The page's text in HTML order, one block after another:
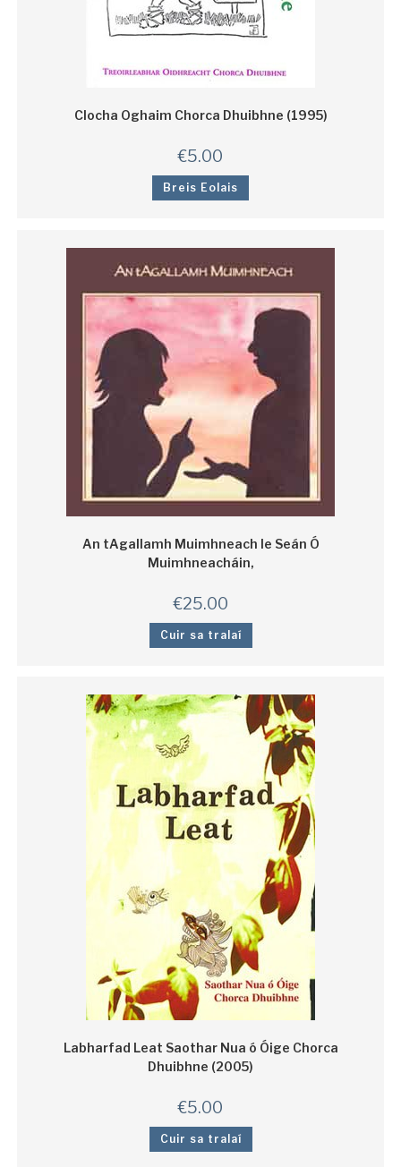
Clocha Oghaim Chorca Dhuibhne (1995)
€5.00
Breis Eolais
An tAgallamh Muimhneach le Seán Ó
Muimhneacháin,
€25.00
Cuir sa tralaí
Labharfad Leat Saothar Nua ó Óige Chorca
Dhuibhne (2005)
€5.00
Cuir sa tralaí